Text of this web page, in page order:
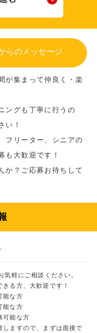
らのメッセージ
が集まって仲良く・楽
ングも丁寧に行うの
い！
フリーター、シニアの
も大歓迎です！
か？ご応募お待ちして
気軽にご相談ください。
る方、大歓迎です！
能な方
能な方
可能な方
しますので、まずは面接で